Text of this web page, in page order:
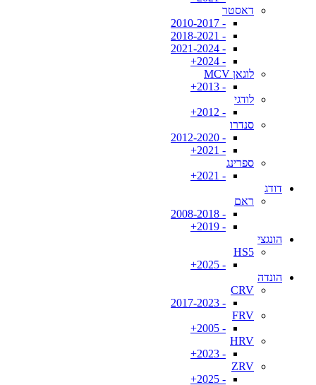
דאסטר
- 2010-2017
- 2018-2021
- 2021-2024
- 2024+
לוגאן MCV
- 2013+
לודגי
- 2012+
סנדרו
- 2012-2020
- 2021+
ספרינג
- 2021+
דודג
ראם
- 2008-2018
- 2019+
הונגצי
HS5
- 2025+
הונדה
CRV
- 2017-2023
FRV
- 2005+
HRV
- 2023+
ZRV
- 2025+